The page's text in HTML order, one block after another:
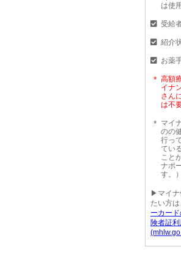
は使
受給
紹介
お薬
高額
イナ
さん
は不
マイ
のの
行っ
てい
こと
ナポ
す。）
▶マイナ
たい方
ーカー
険者証